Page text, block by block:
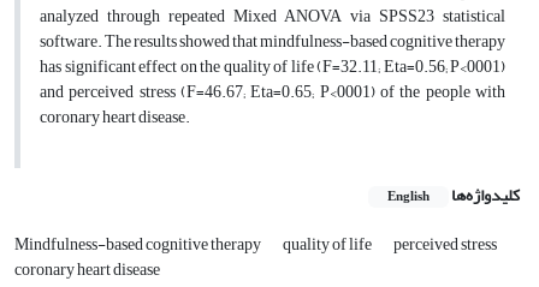
analyzed through repeated Mixed ANOVA via SPSS23 statistical
software. The results showed that mindfulness-based cognitive therapy
has significant effect on the quality of life (F=32.11; Eta=0.56; P<0001)
and perceived stress (F=46.67; Eta=0.65; P<0001) of the people with
coronary heart disease.
کلیدواژه‌ها English
Mindfulness-based cognitive therapy quality of life perceived stress
coronary heart disease